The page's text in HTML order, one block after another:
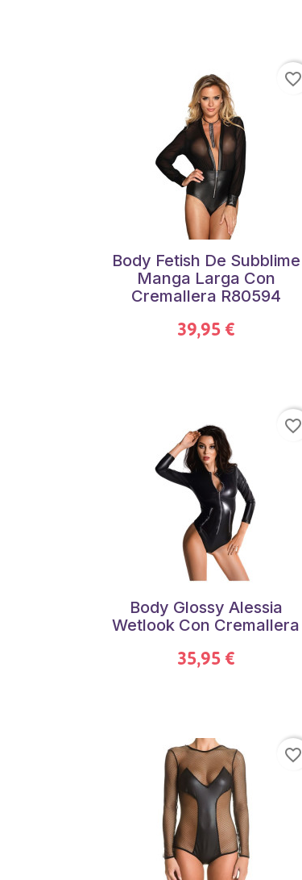
Body Fetish De Subblime
Manga Larga Con
Cremallera R80594
39,95 €
favorite_border
Body Glossy Alessia
Wetlook Con Cremallera
35,95 €
favorite_border
favorite_border